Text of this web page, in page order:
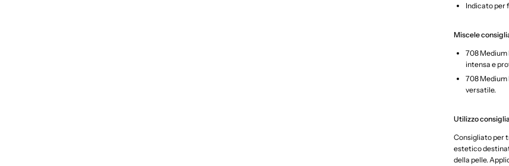
Indicato per
Miscele
708 Medium
intensa e
708 Medium
versatile.
Utilizzo
Consigliato per
estetico
della pelle.